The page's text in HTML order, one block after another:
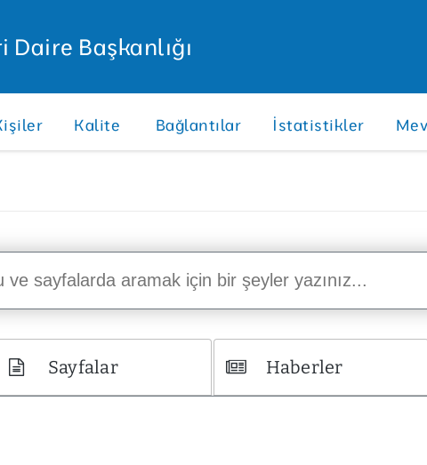
Başkanlığı
Kalite Bağlantılar İstatistikler
Sayfalar Haberler